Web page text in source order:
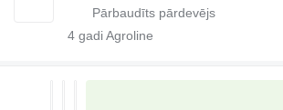
4 gadi Agroline